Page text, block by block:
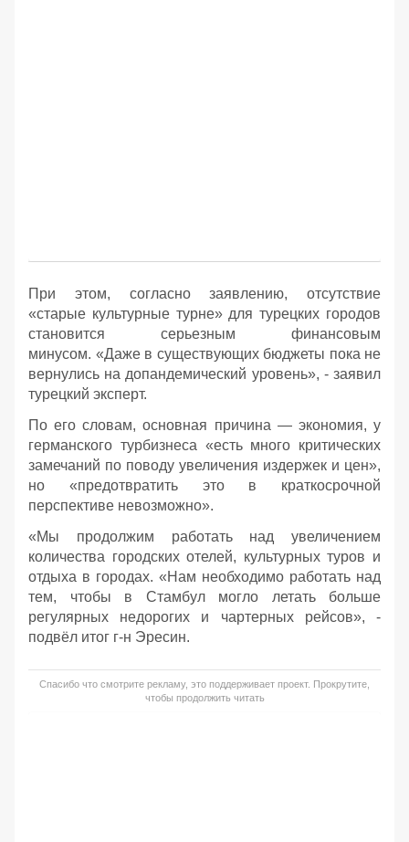
При этом, согласно заявлению, отсутствие
«старые культурные турне» для турецких городов
становится серьезным финансовым
минусом. «Даже в существующих бюджеты пока не
вернулись на допандемический уровень», - заявил
турецкий эксперт.
По его словам, основная причина — экономия, у
германского турбизнеса «есть много критических
замечаний по поводу увеличения издержек и цен»,
но «предотвратить это в краткосрочной
перспективе невозможно».
«Мы продолжим работать над увеличением
количества городских отелей, культурных туров и
отдыха в городах. «Нам необходимо работать над
тем, чтобы в Стамбул могло летать больше
регулярных недорогих и чартерных рейсов», -
подвёл итог г-н Эресин.
Спасибо что смотрите рекламу, это поддерживает проект. Прокрутите,
чтобы продолжить читать